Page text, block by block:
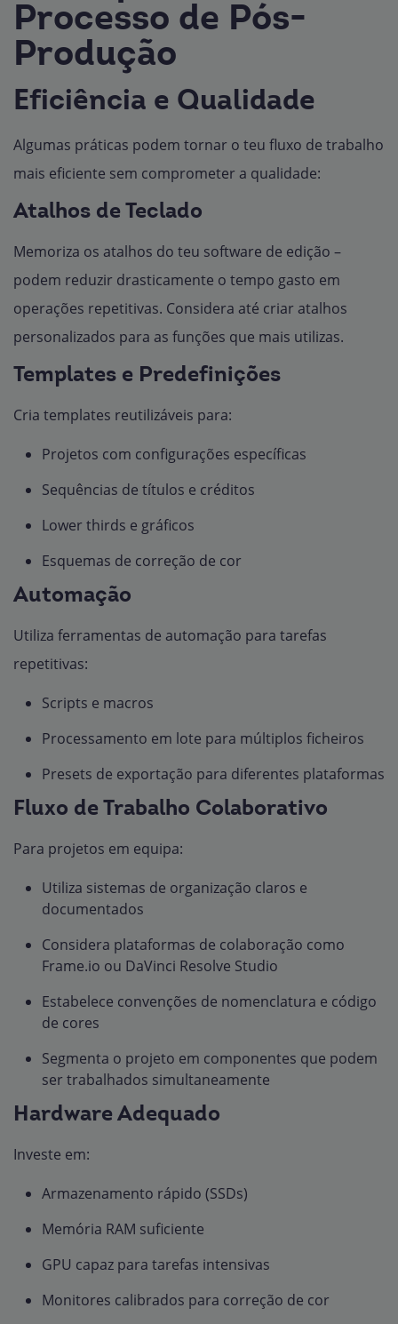
Processo de Pós-
Produção
Eficiência e Qualidade
Algumas práticas podem tornar o teu fluxo de trabalho
mais eficiente sem comprometer a qualidade:
Atalhos de Teclado
Memoriza os atalhos do teu software de edição –
podem reduzir drasticamente o tempo gasto em
operações repetitivas. Considera até criar atalhos
personalizados para as funções que mais utilizas.
Templates e Predefinições
Cria templates reutilizáveis para:
Projetos com configurações específicas
Sequências de títulos e créditos
Lower thirds e gráficos
Esquemas de correção de cor
Automação
Utiliza ferramentas de automação para tarefas
repetitivas:
Scripts e macros
Processamento em lote para múltiplos ficheiros
Presets de exportação para diferentes plataformas
Fluxo de Trabalho Colaborativo
Para projetos em equipa:
Utiliza sistemas de organização claros e
documentados
Considera plataformas de colaboração como
Frame.io ou DaVinci Resolve Studio
Estabelece convenções de nomenclatura e código
de cores
Segmenta o projeto em componentes que podem
ser trabalhados simultaneamente
Hardware Adequado
Investe em:
Armazenamento rápido (SSDs)
Memória RAM suficiente
GPU capaz para tarefas intensivas
Monitores calibrados para correção de cor